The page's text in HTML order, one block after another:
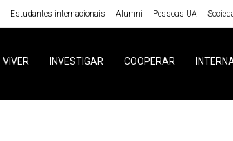
Estudantes internacionais Alumni Pessoas UA
VIVER INVESTIGAR COOPERAR